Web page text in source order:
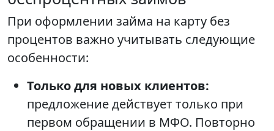
При оформлении займа на карту без
процентов важно учитывать следующие
особенности:
Только для новых клиентов:
предложение действует только при
первом обращении в МФО. Повторно